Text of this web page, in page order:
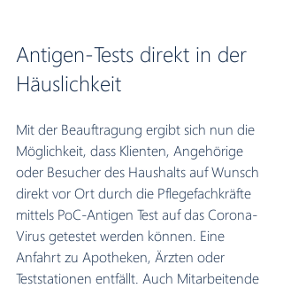
Antigen-Tests direkt in der
Häuslichkeit
Mit der Beauftragung ergibt sich nun die
Möglichkeit, dass Klienten, Angehörige
oder Besucher des Haushalts auf Wunsch
direkt vor Ort durch die Pflegefachkräfte
mittels PoC-Antigen Test auf das Corona-
Virus getestet werden können. Eine
Anfahrt zu Apotheken, Ärzten oder
Teststationen entfällt. Auch Mitarbeitende